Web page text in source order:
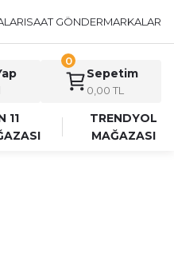
SAAT GÖNDERMARKALAR
Sepetim
0,00 TL
0
11
TRENDYOL
MAĞAZASI